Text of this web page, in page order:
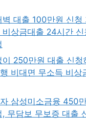
벽 대출 100만원 신청
비상금대출 24시간 신
이 250만원 대출 신청
비대면 무소득 비상
삼성미소금융 450
, 무담보 무보증 대출